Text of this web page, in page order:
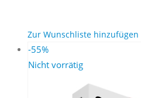
Zur Wunschliste hinzufügen
-55%
Nicht vorrätig